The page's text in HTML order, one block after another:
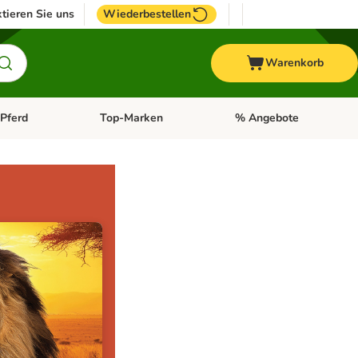
Sie uns Wiederbestellen
Warenkorb
Fisch Menü öffnen: Vogel
Pferd Kategorie-Menü öffnen: Pferd
Top-Marken Kategorie-Menü öffnen:
% Angebote